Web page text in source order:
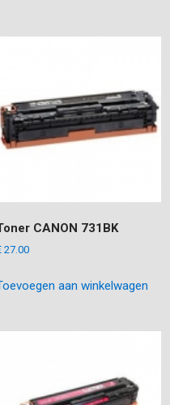
CANON 731BK
27.00
aan winkelwagen